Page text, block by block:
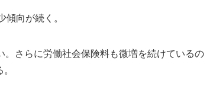
向が続く。
さらに労働社会保険料も微増を続けているの